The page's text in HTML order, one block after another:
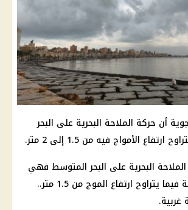
أن حركة الملاحة البحرية على البحر
الأمواج فيه من 1.5 إلى 2 متر.
الملاحة البحرية على البحر المتوسط ​​فهي
خفيفة إلى معتدلة فيما يتراوح ارتفاع الموج من 1.5 متر..